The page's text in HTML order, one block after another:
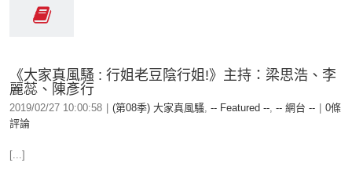
《大家真風騷 : 行姐老豆陰行姐!》主持：梁思浩、李
麗蕊、陳彥行
2019/02/27 10:00:58 (第08季) 大家真風騷, -- Featured --, -- 網台 --
0條
評論
[...]